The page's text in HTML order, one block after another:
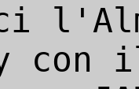
con